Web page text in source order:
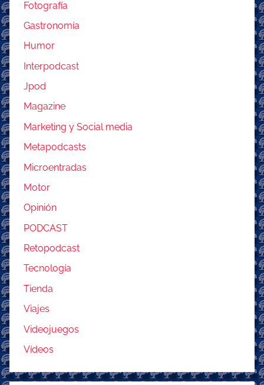
Fotografía
Gastronomía
Humor
Interpodcast
Jpod
Magazine
Marketing y Social media
Metapodcasts
Microentradas
Motor
Opinión
PODCAST
Retopodcast
Tecnología
Tienda
Viajes
Videojuegos
Vídeos